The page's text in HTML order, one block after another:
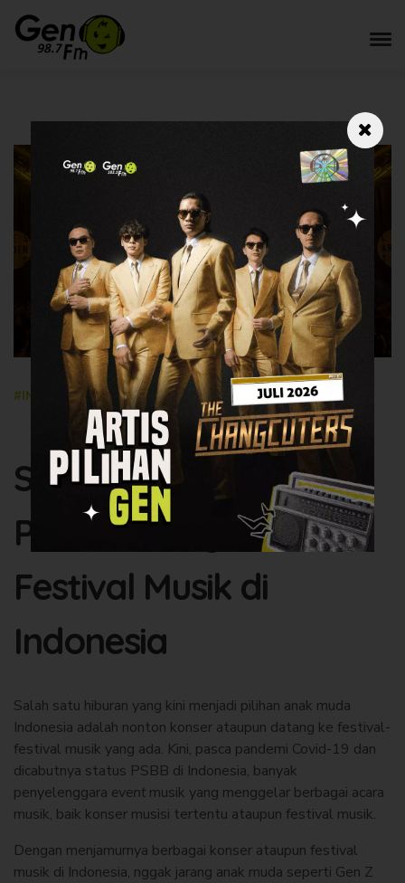
#INFOGEN 4 September 2023
Sejarah dan
Perkembangan
Festival Musik di
Indonesia
Salah satu hiburan yang kini menjadi pilihan anak muda
Indonesia adalah nonton konser ataupun datang ke festival-
festival musik yang ada. Kini, pasca pandemi Covid-19 dan
dicabutnya status PSBB di Indonesia, banyak
penyelenggara event musik yang menggelar berbagai acara
musik, baik konser musisi tertentu ataupun festival musik.
Dengan menjamurnya berbagai konser ataupun festival
musik di Indonesia, nggak jarang anak muda seperti Gen Z